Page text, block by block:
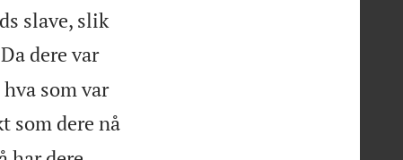
slave, slik
Da dere var
som var
som dere nå